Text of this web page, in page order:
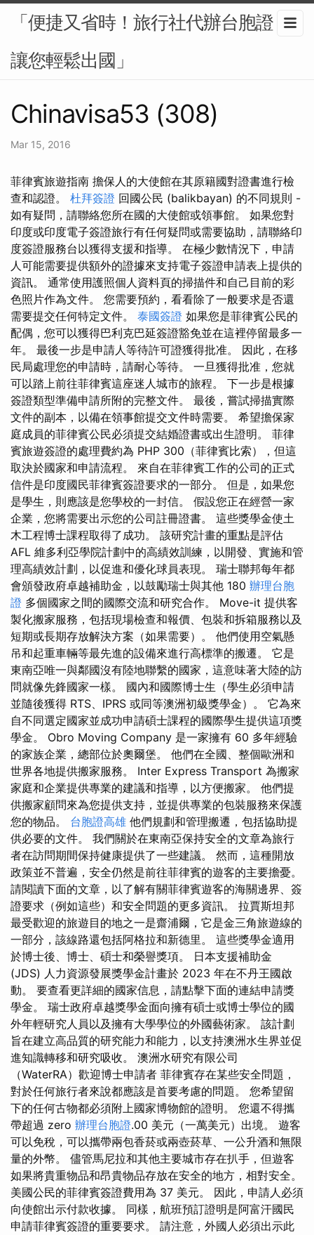
「便捷又省時！旅行社代辦台胞證，
讓您輕鬆出國」
Chinavisa53 (308)
Mar 15, 2016
菲律賓旅遊指南 擔保人的大使館在其原籍國對證書進行檢
查和認證。 杜拜簽證 回國公民 (balikbayan) 的不同規則 -
如有疑問，請聯絡您所在國的大使館或領事館。 如果您對
印度或印度電子簽證旅行有任何疑問或需要協助，請聯絡印
度簽證服務台以獲得支援和指導。 在極少數情況下，申請
人可能需要提供額外的證據來支持電子簽證申請表上提供的
資訊。 通常使用護照個人資料頁的掃描件和自己目前的彩
色照片作為文件。 您需要預約，看看除了一般要求是否還
需要提交任何特定文件。 泰國簽證 如果您是菲律賓公民的
配偶，您可以獲得巴利克巴延簽證豁免並在這裡停留最多一
年。 最後一步是申請人等待許可證獲得批准。 因此，在移
民局處理您的申請時，請耐心等待。 一旦獲得批准，您就
可以踏上前往菲律賓這座迷人城市的旅程。 下一步是根據
簽證類型準備申請所附的完整文件。 最後，嘗試掃描實際
文件的副本，以備在領事館提交文件時需要。 希望擔保家
庭成員的菲律賓公民必須提交結婚證書或出生證明。 菲律
賓旅遊簽證的處理費約為 PHP 300（菲律賓比索），但這
取決於國家和申請流程。 來自在菲律賓工作的公司的正式
信件是印度國民菲律賓簽證要求的一部分。 但是，如果您
是學生，則應該是您學校的一封信。 假設您正在經營一家
企業，您將需要出示您的公司註冊證書。 這些獎學金使土
木工程博士課程取得了成功。 該研究計畫的重點是評估
AFL 維多利亞學院計劃中的高績效訓練，以開發、實施和管
理高績效計劃，以促進和優化球員表現。 瑞士聯邦每年都
會頒發政府卓越補助金，以鼓勵瑞士與其他 180 辦理台胞
證 多個國家之間的國際交流和研究合作。 Move-it 提供客
製化搬家服務，包括現場檢查和報價、包裝和拆箱服務以及
短期或長期存放解決方案（如果需要）。 他們使用空氣懸
吊和起重車輛等最先進的設備來進行高標準的搬遷。 它是
東南亞唯一與鄰國沒有陸地聯繫的國家，這意味著大陸的訪
問就像先鋒國家一樣。 國內和國際博士生（學生必須申請
並隨後獲得 RTS、IPRS 或同等澳洲初級獎學金）。 它為來
自不同選定國家並成功申請碩士課程的國際學生提供這項獎
學金。 Obro Moving Company 是一家擁有 60 多年經驗
的家族企業，總部位於奧爾堡。 他們在全國、整個歐洲和
世界各地提供搬家服務。 Inter Express Transport 為搬家
家庭和企業提供專業的建議和指導，以方便搬家。 他們提
供搬家顧問來為您提供支持，並提供專業的包裝服務來保護
您的物品。 台胞證高雄 他們規劃和管理搬遷，包括協助提
供必要的文件。 我們關於在東南亞保持安全的文章為旅行
者在訪問期間保持健康提供了一些建議。 然而，這種開放
政策並不普遍，安全仍然是前往菲律賓的遊客的主要擔憂。
請閱讀下面的文章，以了解有關菲律賓遊客的海關邊界、簽
證要求（例如這些）和安全問題的更多資訊。 拉賈斯坦邦
最受歡迎的旅遊目的地之一是齋浦爾，它是金三角旅遊線的
一部分，該線路還包括阿格拉和新德里。 這些獎學金適用
於博士後、博士、碩士和榮譽獎項。 日本支援補助金
(JDS) 人力資源發展獎學金計畫於 2023 年在不丹王國啟
動。 要查看更詳細的國家信息，請點擊下面的連結申請獎
學金。 瑞士政府卓越獎學金面向擁有碩士或博士學位的國
外年輕研究人員以及擁有大學學位的外國藝術家。 該計劃
旨在建立高品質的研究能力和能力，以支持澳洲水生界並促
進知識轉移和研究吸收。 澳洲水研究有限公司
（WaterRA）歡迎博士申請者 菲律賓存在某些安全問題，
對於任何旅行者來說都應該是首要考慮的問題。 您希望留
下的任何古物都必須附上國家博物館的證明。 您還不得攜
帶超過 zero 辦理台胞證.00 美元（一萬美元）出境。 遊客
可以免稅，可以攜帶兩包香菸或兩壺菸草、一公升酒和無限
量的外幣。 儘管馬尼拉和其他主要城市存在扒手，但遊客
如果將貴重物品和昂貴物品存放在安全的地方，相對安全。
美國公民的菲律賓簽證費用為 37 美元。 因此，申請人必須
向使館出示付款收據。 同樣，航班預訂證明是阿富汗國民
申請菲律賓簽證的重要要求。 請注意，外國人必須出示此